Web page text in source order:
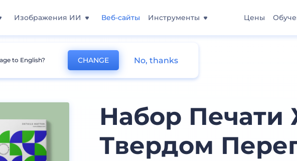
Изображения ИИ Веб-сайты Инструменты Цены
Мокапы книг
Набор Печати
Твердом
to English? CHANGE No, thanks